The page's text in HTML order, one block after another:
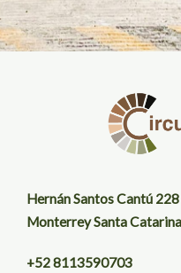
Hernán Santos Cantú
Monterrey Santa
+52 8113590703